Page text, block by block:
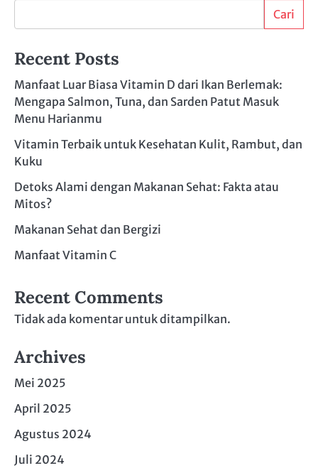
Cari
Recent Posts
Manfaat Luar Biasa Vitamin D dari Ikan Berlemak:
Mengapa Salmon, Tuna, dan Sarden Patut Masuk
Menu Harianmu
Vitamin Terbaik untuk Kesehatan Kulit, Rambut, dan
Kuku
Detoks Alami dengan Makanan Sehat: Fakta atau
Mitos?
Makanan Sehat dan Bergizi
Manfaat Vitamin C
Recent Comments
Tidak ada komentar untuk ditampilkan.
Archives
Mei 2025
April 2025
Agustus 2024
Juli 2024